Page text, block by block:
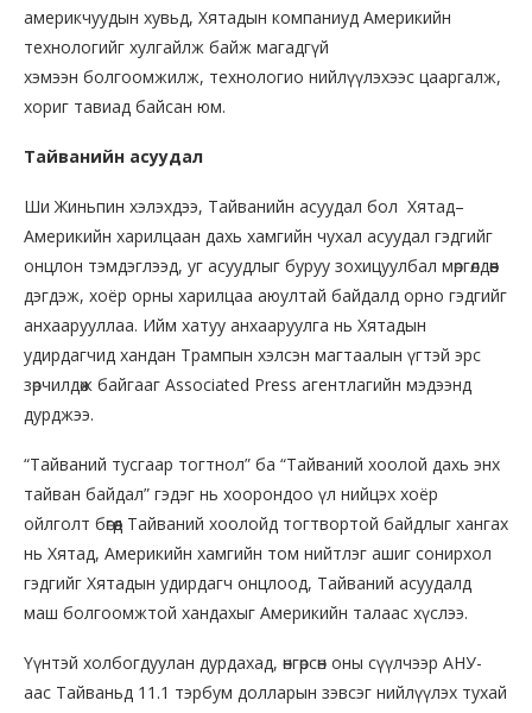
америкчуудын хувьд, Хятадын компаниуд Америкийн
технологийг хулгайлж байж магадгүй
хэмээн болгоомжилж, технологио нийлүүлэхээс цааргалж,
хориг тавиад байсан юм.
Тайванийн асуудал
Ши Жиньпин хэлэхдээ, Тайванийн асуудал бол Хятад–
Америкийн харилцаан дахь хамгийн чухал асуудал гэдгийг
онцлон тэмдэглээд, уг асуудлыг буруу зохицуулбал мөргөлдөөн
дэгдэж, хоёр орны харилцаа аюултай байдалд орно гэдгийг
анхаарууллаа. Ийм хатуу анхааруулга нь Хятадын
удирдагчид хандан Трампын хэлсэн магтаалын үгтэй эрс
зөрчилдөж байгааг Associated Press агентлагийн мэдээнд
дурджээ.
“Тайваний тусгаар тогтнол” ба “Тайваний хоолой дахь энх
тайван байдал” гэдэг нь хоорондоо үл нийцэх хоёр
ойлголт бөгөөд Тайваний хоолойд тогтвортой байдлыг хангах
нь Хятад, Америкийн хамгийн том нийтлэг ашиг сонирхол
гэдгийг Хятадын удирдагч онцлоод, Тайваний асуудалд
маш болгоомжтой хандахыг Америкийн талаас хүслээ.
Үүнтэй холбогдуулан дурдахад, өнгөрсөн оны сүүлчээр АНУ-
аас Тайваньд 11.1 тэрбум долларын зэвсэг нийлүүлэх тухай